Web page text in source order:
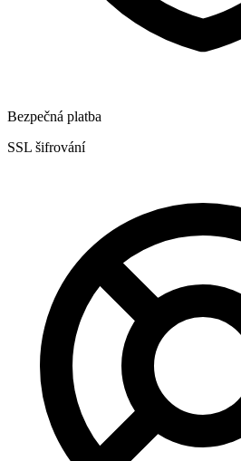
Bezpečná platba
SSL šifrování